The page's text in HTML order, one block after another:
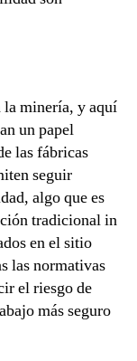
la minería, y aquí
un papel
las fábricas
seguir
algo que es
tradicional in
en el sitio
las normativas
el riesgo de
más seguro